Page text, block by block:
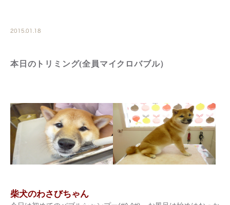
2015.01.18
本日のトリミング(全員マイクロバブル）
柴犬のわさびちゃん